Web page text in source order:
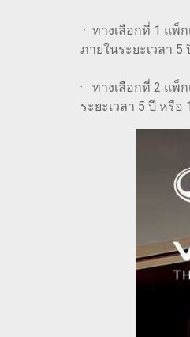
· ทางเลือกที่ 1 แพ็
ภายในระยะเวลา
· ทางเลือกที่ 2 แพ็
ระยะเวลา 5 ปี หรื